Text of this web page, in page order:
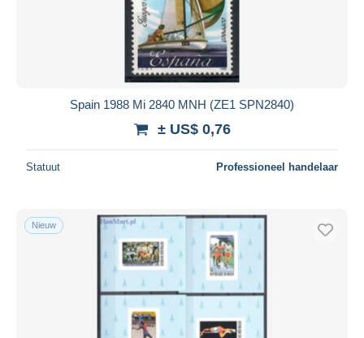
Spain 1988 Mi 2840 MNH (ZE1 SPN2840)
± US$ 0,76
Statuut Professioneel handelaar
Nieuw